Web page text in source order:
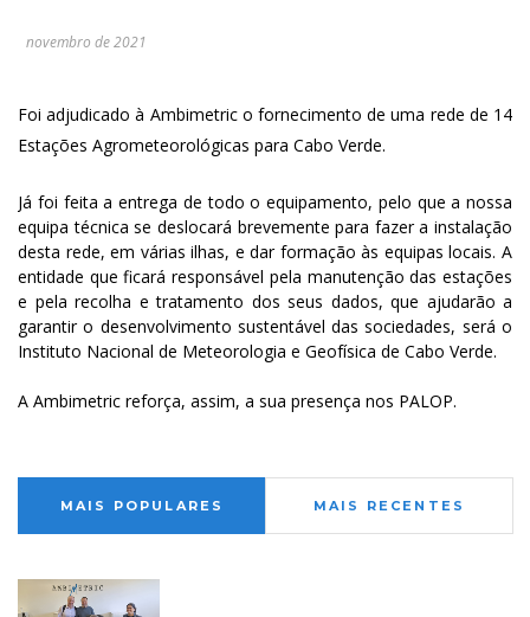
novembro de 2021
Foi adjudicado à Ambimetric o fornecimento de uma rede de 14
Estações Agrometeorológicas para Cabo Verde.
Já foi feita a entrega de todo o equipamento, pelo que a nossa
equipa técnica se deslocará brevemente para fazer a instalação
desta rede, em várias ilhas, e dar formação às equipas locais. A
entidade que ficará responsável pela manutenção das estações
e pela recolha e tratamento dos seus dados, que ajudarão a
garantir o desenvolvimento sustentável das sociedades, será o
Instituto Nacional de Meteorologia e Geofísica de Cabo Verde.
A Ambimetric reforça, assim, a sua presença nos PALOP.
MAIS POPULARES MAIS RECENTES